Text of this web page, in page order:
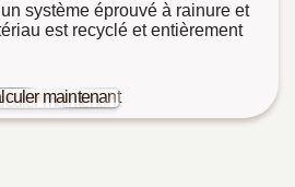
système éprouvé à rainure et
est recyclé et entièrement
maintenant